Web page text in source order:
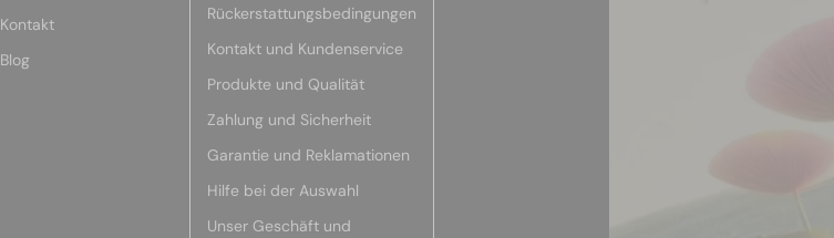
Kontakt
Blog
Rückerstattungsbedingungen
Kontakt und Kundenservice
Produkte und Qualität
Zahlung und Sicherheit
Garantie und Reklamationen
Hilfe bei der Auswahl
Unser Geschäft und